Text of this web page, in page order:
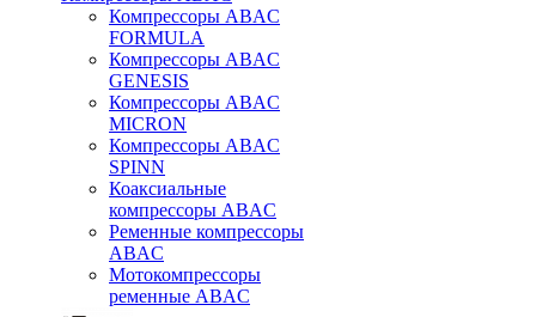
Компрессоры ABAC
FORMULA
Компрессоры ABAC
GENESIS
Компрессоры ABAC
MICRON
Компрессоры ABAC
SPINN
Коаксиальные
компрессоры ABAC
Ременные компрессоры
ABAC
Мотокомпрессоры
ременные ABAC